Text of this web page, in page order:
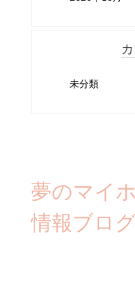
未分類
夢のマイ
情報ブロ